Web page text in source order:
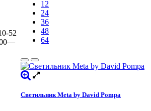
12
24
36
48
64
Светильник Meta by David Pompa
52